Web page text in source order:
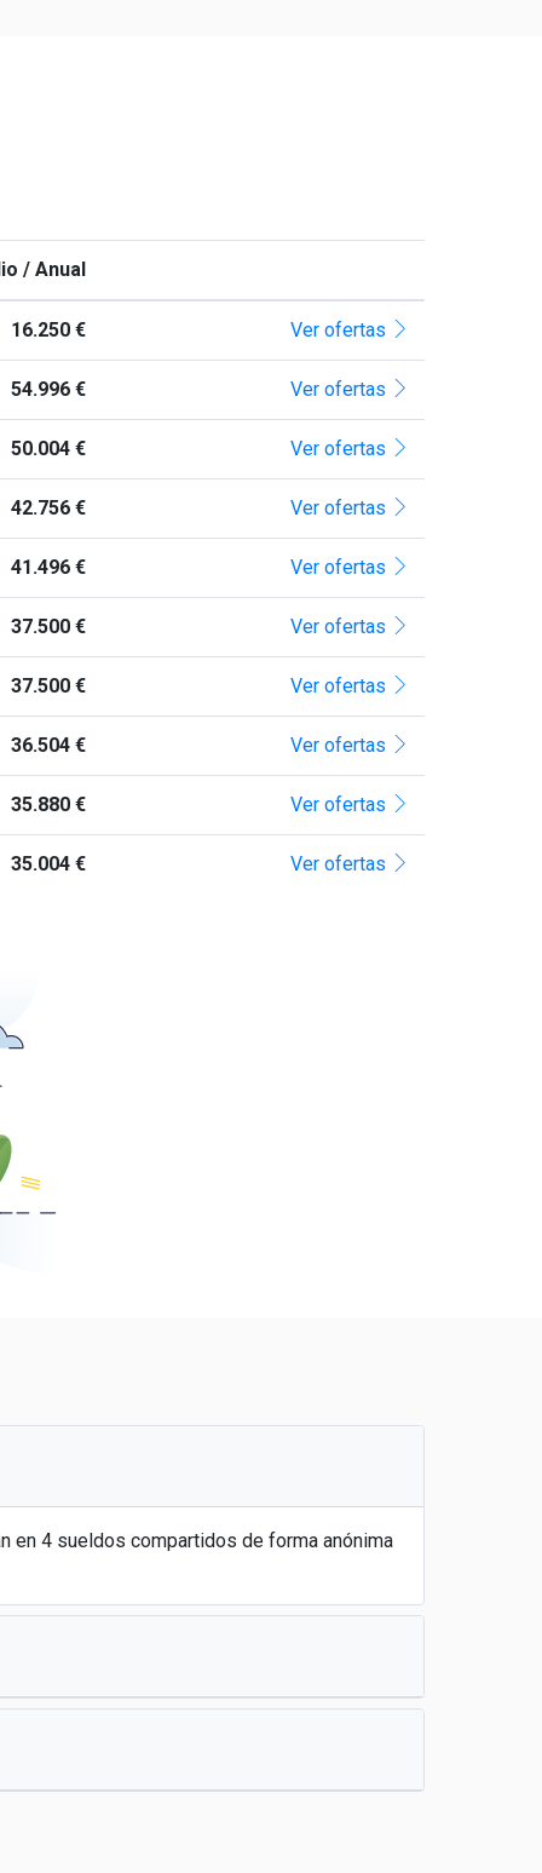
/ Anual
16.250 € Ver ofertas
54.996 € Ver ofertas
50.004 € Ver ofertas
42.756 € Ver ofertas
41.496 € Ver ofertas
37.500 € Ver ofertas
37.500 € Ver ofertas
36.504 € Ver ofertas
35.880 € Ver ofertas
35.004 € Ver ofertas
en 4 sueldos compartidos de forma anónima